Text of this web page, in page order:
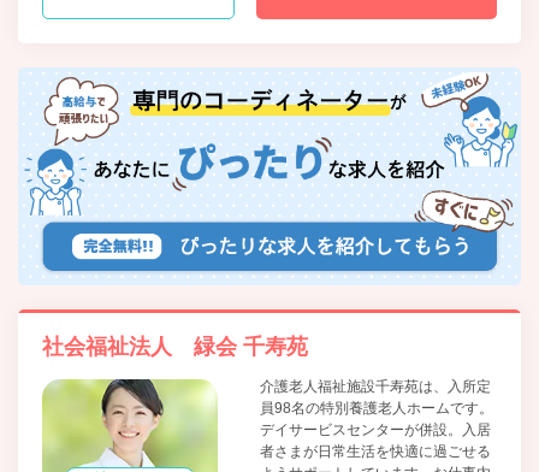
社会福祉法人 緑会 千寿苑
介護老人福祉施設千寿苑は、入所定
員98名の特別養護老人ホームです。
デイサービスセンターが併設。入居
者さまが日常生活を快適に過ごせる